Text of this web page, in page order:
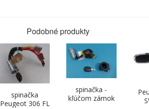
Podobné produkty
spinačka
Peugeot 306 FL
spinačka -
kľúčom zámok